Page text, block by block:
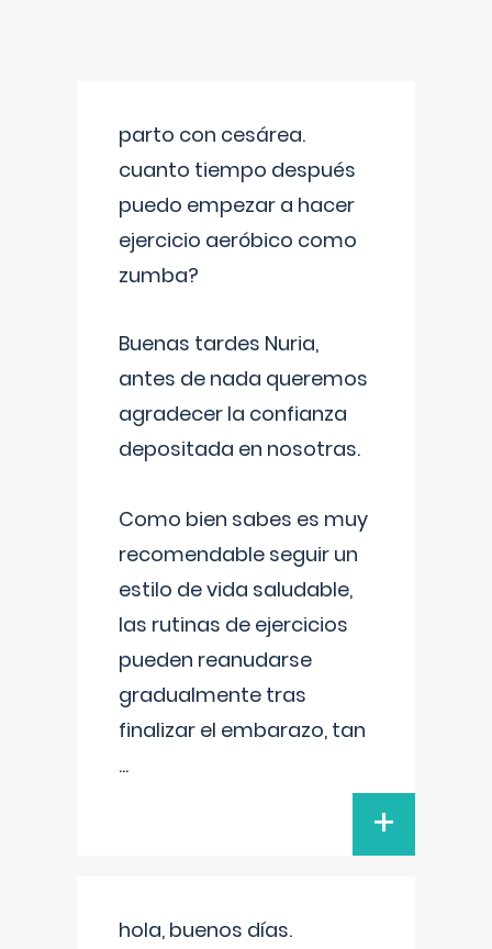
parto con cesárea.
cuanto tiempo después
puedo empezar a hacer
ejercicio aeróbico como
zumba?
Buenas tardes Nuria,
antes de nada queremos
agradecer la confianza
depositada en nosotras.
Como bien sabes es muy
recomendable seguir un
estilo de vida saludable,
las rutinas de ejercicios
pueden reanudarse
gradualmente tras
finalizar el embarazo, tan
...
+
hola, buenos días.